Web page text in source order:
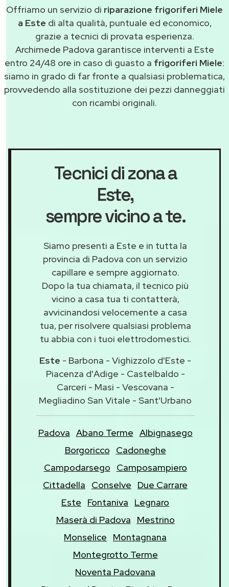
Offriamo un servizio di riparazione frigoriferi Miele
a Este di alta qualità, puntuale ed economico,
grazie a tecnici di provata esperienza.
Archimede Padova garantisce interventi a Este
entro 24/48 ore in caso di guasto a frigoriferi Miele:
siamo in grado di far fronte a qualsiasi problematica,
provvedendo alla sostituzione dei pezzi danneggiati
con ricambi originali.
Tecnici di zona a
Este,
sempre vicino a te.
Siamo presenti a Este e in tutta la
provincia di Padova con un servizio
capillare e sempre aggiornato.
Dopo la tua chiamata, il tecnico più
vicino a casa tua ti contatterà,
avvicinandosi velocemente a casa
tua, per risolvere qualsiasi problema
tu abbia con i tuoi elettrodomestici.
Este - Barbona - Vighizzolo d'Este -
Piacenza d'Adige - Castelbaldo -
Carceri - Masi - Vescovana -
Megliadino San Vitale - Sant'Urbano
Padova Abano Terme Albignasego
Borgoricco
Cadoneghe
Campodarsego
Camposampiero
Cittadella
Conselve
Due Carrare
Este
Fontaniva
Legnaro
Maserà di Padova
Mestrino
Monselice
Montagnana
Montegrotto Terme
Noventa Padovana